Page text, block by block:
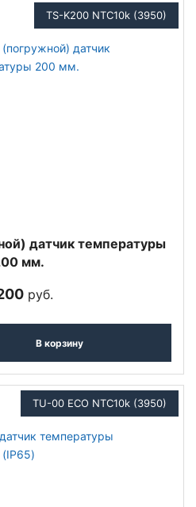
TS-K200 NTC10k (3950)
датчик температуры
мм.
руб.
В корзину
TU-00 ECO NTC10k (3950)